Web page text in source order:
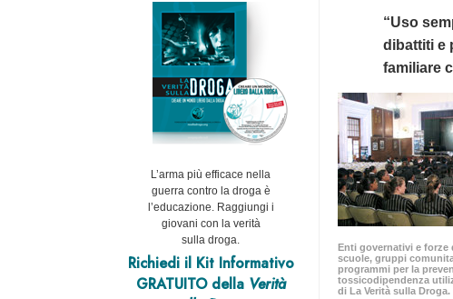
“Uso
dibattiti e
familiare
Enti governativi e forze
scuole, gruppi
programmi per la
tossicodipendenza
di La Verità sulla Droga.
L’arma più efficace nella
guerra contro la droga è
l’educazione. Raggiungi i
giovani con la verità
sulla droga.
Richiedi il Kit Informativo
GRATUITO della Verità